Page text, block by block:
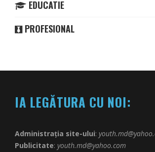
EDUCATIE
PROFESIONAL
IA LEGĂTURA CU NOI:
Administrația site-ului:
Publicitate: youth.md@yahoo.com